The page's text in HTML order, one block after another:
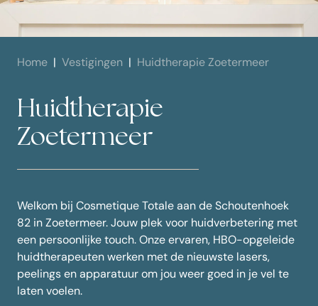
Home Vestigingen Huidtherapie Zoetermeer
Huidtherapie
Zoetermeer
Welkom bij Cosmetique Totale aan de Schoutenhoek
82 in Zoetermeer. Jouw plek voor huidverbetering met
een persoonlijke touch. Onze ervaren, HBO-opgeleide
huidtherapeuten werken met de nieuwste lasers,
peelings en apparatuur om jou weer goed in je vel te
laten voelen.